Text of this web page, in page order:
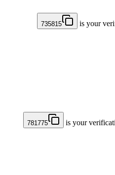
735815 is your
781775
is your